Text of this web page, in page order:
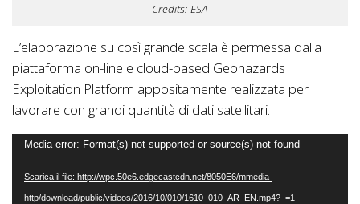
Credits: ESA
L’elaborazione su così grande scala è permessa dalla
piattaforma on-line e cloud-based Geohazards
Exploitation Platform appositamente realizzata per
lavorare con grandi quantità di dati satellitari.
Video
Media error: Format(s) not supported or source(s) not found
Scarica il file: http://wpc.50e6.edgecastcdn.net/8050E6/mmedia-
http/download/public/videos/2016/10/010/1610_010_AR_EN.mp4?_=1